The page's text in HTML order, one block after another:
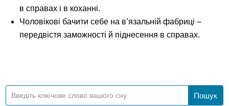
в справах і в коханні.
Чоловікові бачити себе на в’язальній фабриці –
передвістя заможності й піднесення в справах.